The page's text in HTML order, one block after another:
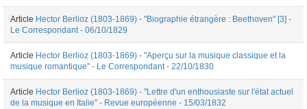
Article Hector Berlioz (1803-1869) - "Biographie étrangère : Beethoven" [3] -
Le Correspondant - 06/10/1829
Article Hector Berlioz (1803-1869) - "Aperçu sur la musique classique et la
musique romantique" - Le Correspondant - 22/10/1830
Article Hector Berlioz (1803-1869) - "Lettre d'un enthousiaste sur l'état actuel
de la musique en Italie" - Revue européenne - 15/03/1832